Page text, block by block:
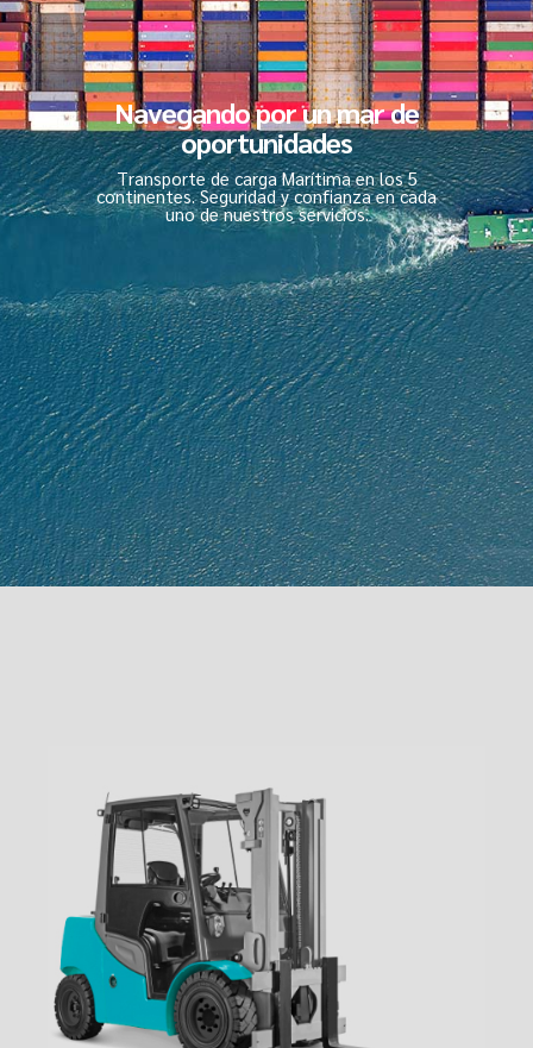
Navegando por un mar de
oportunidades
Transporte de carga Marítima en los 5
continentes. Seguridad y confianza en cada
uno de nuestros servicios.